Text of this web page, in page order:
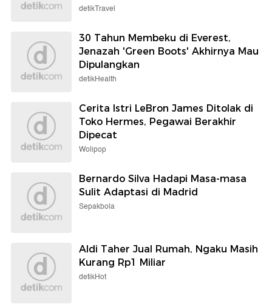
detikTravel
30 Tahun Membeku di Everest,
Jenazah 'Green Boots' Akhirnya Mau
Dipulangkan
detikHealth
Cerita Istri LeBron James Ditolak di
Toko Hermes, Pegawai Berakhir
Dipecat
Wolipop
Bernardo Silva Hadapi Masa-masa
Sulit Adaptasi di Madrid
Sepakbola
Aldi Taher Jual Rumah, Ngaku Masih
Kurang Rp1 Miliar
detikHot